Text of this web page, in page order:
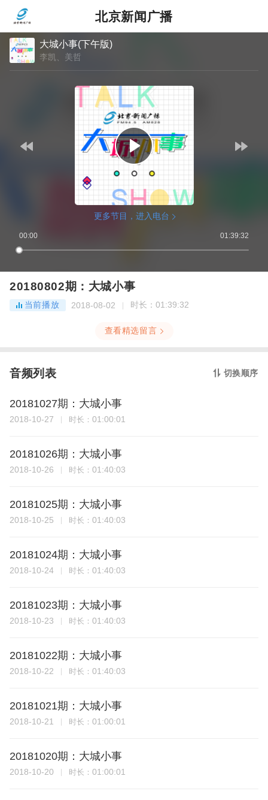
北京新闻广播
大城小事(下午版)
李凯、美哲
更多节目，进入电台
00:00 01:39:32
20180802期：大城小事
当前播放 2018-08-02 时长： 01:39:32
查看精选留言
音频列表 切换顺序
20181027期：大城小事
2018-10-27 时长： 01:00:01
20181026期：大城小事
2018-10-26 时长： 01:40:03
20181025期：大城小事
2018-10-25 时长： 01:40:03
20181024期：大城小事
2018-10-24 时长： 01:40:03
20181023期：大城小事
2018-10-23 时长： 01:40:03
20181022期：大城小事
2018-10-22 时长： 01:40:03
20181021期：大城小事
2018-10-21 时长： 01:00:01
20181020期：大城小事
2018-10-20 时长： 01:00:01